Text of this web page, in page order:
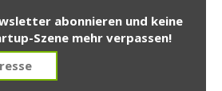
abonnieren und keine
Szene mehr verpassen!